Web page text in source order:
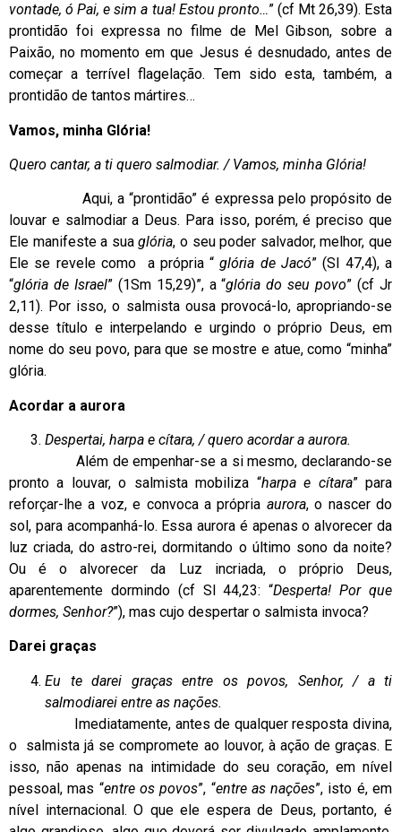
vontade, ó Pai, e sim a tua! Estou pronto…” (cf Mt 26,39). Esta
prontidão foi expressa no filme de Mel Gibson, sobre a
Paixão, no momento em que Jesus é desnudado, antes de
começar a terrível flagelação. Tem sido esta, também, a
prontidão de tantos mártires…
Vamos, minha Glória!
Quero cantar, a ti quero salmodiar. / Vamos, minha Glória!
Aqui, a “prontidão” é expressa pelo propósito de
louvar e salmodiar a Deus. Para isso, porém, é preciso que
Ele manifeste a suaglória, o seu poder salvador, melhor, que
Ele se revele como a própria “glória de Jacó” (Sl 47,4), a
“glória de Israel” (1Sm 15,29)”, a “glória do seu povo” (cf Jr
2,11). Por isso, o salmista ousa provocá-lo, apropriando-se
desse título e interpelando e urgindo o próprio Deus, em
nome do seu povo, para que se mostre e atue, como “minha”
glória.
Acordar a aurora
Despertai, harpa e cítara, / quero acordar a aurora.
Além de empenhar-se a si mesmo, declarando-se
pronto a louvar, o salmista mobiliza “harpa e cítara” para
reforçar-lhe a voz, e convoca a própria aurora, o nascer do
sol, para acompanhá-lo. Essa aurora é apenas o alvorecer da
luz criada, do astro-rei, dormitando o último sono da noite?
Ou é o alvorecer da Luz incriada, o próprio Deus,
aparentemente dormindo (cf Sl 44,23: “Desperta! Por que
dormes, Senhor?”), mas cujo despertar o salmista invoca?
Darei graças
Eu te darei graças entre os povos, Senhor, / a ti
salmodiarei entre as nações.
Imediatamente, antes de qualquer resposta divina,
o salmista já se compromete ao louvor, à ação de graças. E
isso, não apenas na intimidade do seu coração, em nível
pessoal, mas “entre os povos”, “entre as nações”, isto é, em
nível internacional. O que ele espera de Deus, portanto, é